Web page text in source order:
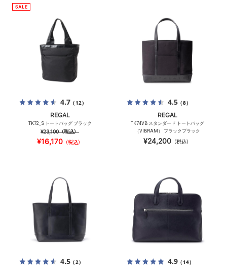
4.7（12）
REGAL
TK72_S トートバッグ ブラック
¥23,100（税込）
¥16,170（税込）
4.5（8）
REGAL
TK74VB スタンダード トートバッグ
（VIBRAM） ブラックブラック
¥24,200（税込）
4.5（2） 4.9（14）